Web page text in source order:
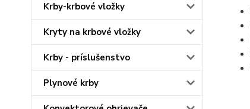
Krby-krbové vložky
Kryty na krbové vložky
Krby - príslušenstvo
Plynové krby